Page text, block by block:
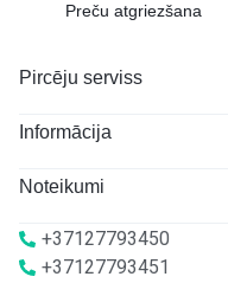
Preču atgriezšana
Pircēju serviss
Informācija
Noteikumi
+37127793450
+37127793451